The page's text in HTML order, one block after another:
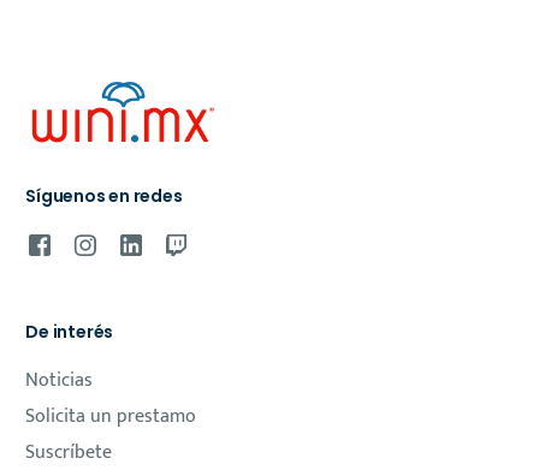
Síguenos en redes
De interés
Noticias
Solicita un prestamo
Suscríbete